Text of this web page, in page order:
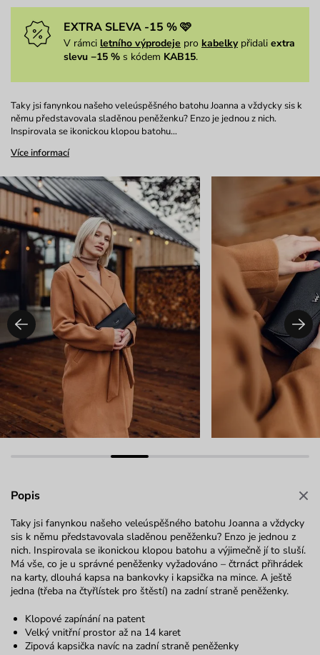
EXTRA SLEVA -15 % 🩷
V rámci letního výprodeje pro kabelkypřidali extra
slevu −15 % s kódem KAB15.
Taky jsi fanynkou našeho veleúspěšného batohu Joanna a vždycky sis k
němu představovala sladěnou peněženku? Enzo je jednou z nich.
Inspirovala se ikonickou klopou batohu…
Více informací
Popis
Taky jsi fanynkou našeho veleúspěšného batohu Joanna a vždycky
sis k němu představovala sladěnou peněženku? Enzo je jednou z
nich. Inspirovala se ikonickou klopou batohu a výjimečně jí to sluší.
Má vše, co je u správné peněženky vyžadováno – čtrnáct přihrádek
na karty, dlouhá kapsa na bankovky i kapsička na mince. A ještě
jedna (třeba na čtyřlístek pro štěstí) na zadní straně peněženky.
Klopové zapínání na patent
Velký vnitřní prostor až na 14 karet
Zipová kapsička navíc na zadní straně peněženky